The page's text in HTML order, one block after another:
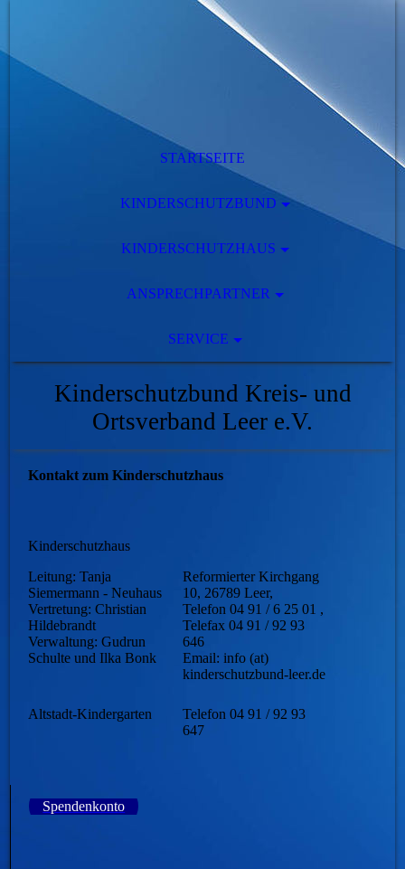
STARTSEITE
KINDERSCHUTZBUND
KINDERSCHUTZHAUS
ANSPRECHPARTNER
SERVICE
Kinderschutzbund Kreis- und
Ortsverband Leer e.V.
Kontakt zum Kinderschutzhaus
Kinderschutzhaus
Leitung: Tanja
Siemermann - Neuhaus
Vertretung: Christian
Hildebrandt
Verwaltung: Gudrun
Schulte und Ilka Bonk
Reformierter Kirchgang
10, 26789 Leer,
Telefon 04 91 / 6 25 01 ,
Telefax 04 91 / 92 93
646
Email: info (at)
kinderschutzbund-leer.de
Altstadt-Kindergarten
Telefon 04 91 / 92 93
647
Spendenkonto